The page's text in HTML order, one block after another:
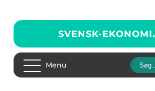
SVENSK-EKONOMI.
Menu